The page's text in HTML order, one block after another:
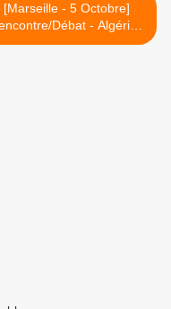
[Marseille - 5 Octobre]
Débat - Algérie :
leçon du 5 octobre 1988